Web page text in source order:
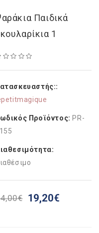
Παιδικά
1
Προϊόντος: PR-
19,20€